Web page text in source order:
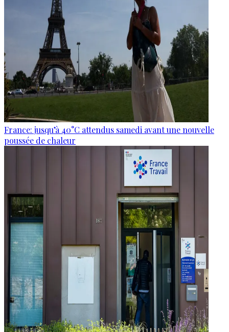
France: jusqu’à 40°C attendus samedi avant une nouvelle
poussée de chaleur